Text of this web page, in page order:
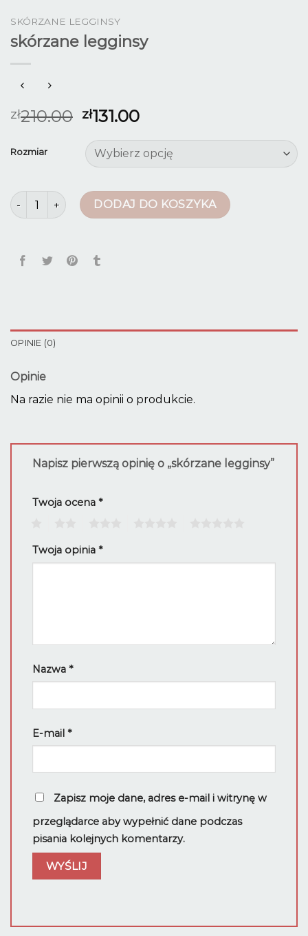
SKÓRZANE LEGGINSY
skórzane legginsy
zł210.00 zł131.00
Rozmiar
ilość skórzane legginsyDODAJ DO KOSZYKA
OPINIE (0)
Opinie
Na razie nie ma opinii o produkcie.
Napisz pierwszą opinię o „skórzane legginsy”
Twoja ocena *
Twoja opinia *
Nazwa *
E-mail *
Zapisz moje dane, adres e-mail i witrynę w
przeglądarce aby wypełnić dane podczas
pisania kolejnych komentarzy.